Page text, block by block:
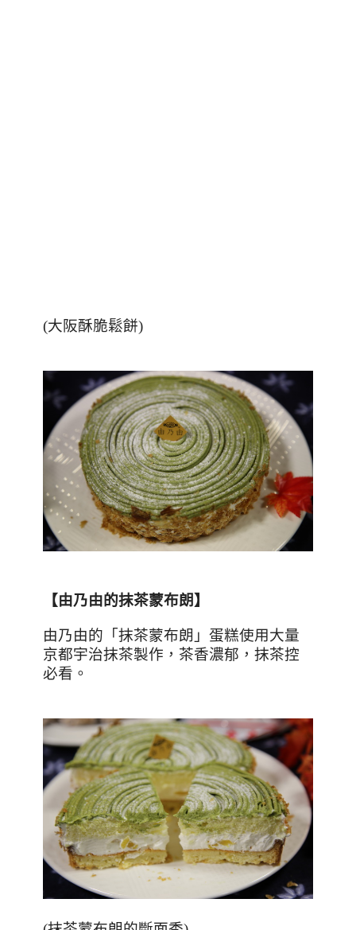
(大阪酥脆鬆餅)
【由乃由的抹茶蒙布朗】
由乃由的「抹茶蒙布朗」蛋糕使用大量
京都宇治抹茶製作，茶香濃郁，抹茶控
必看。